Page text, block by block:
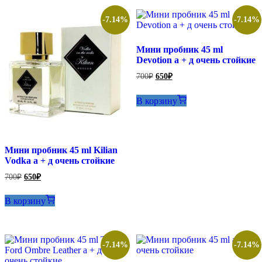
-7.14%
Мини пробник 45 ml Kilian
Vodka а + д очень стойкие
700₽ Первоначальная
цена
составляла
700₽.
650₽Текущая
цена:
650₽.
В корзину
-7.14%
Мини пробник 45 ml
Devotion а + д очень стойкие
700₽ Первоначальная
составляла
700₽.
650₽Текущая
650₽.
В корзину
-7.14% -7.14%